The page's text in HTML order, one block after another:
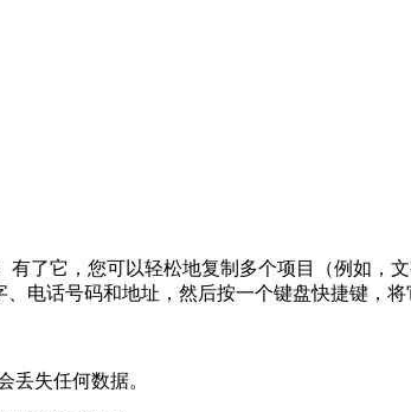
有了它，您可以轻松地复制多个项目（例如
电话号码和地址，然后按一个键盘快捷键，将
丢失任何数据。